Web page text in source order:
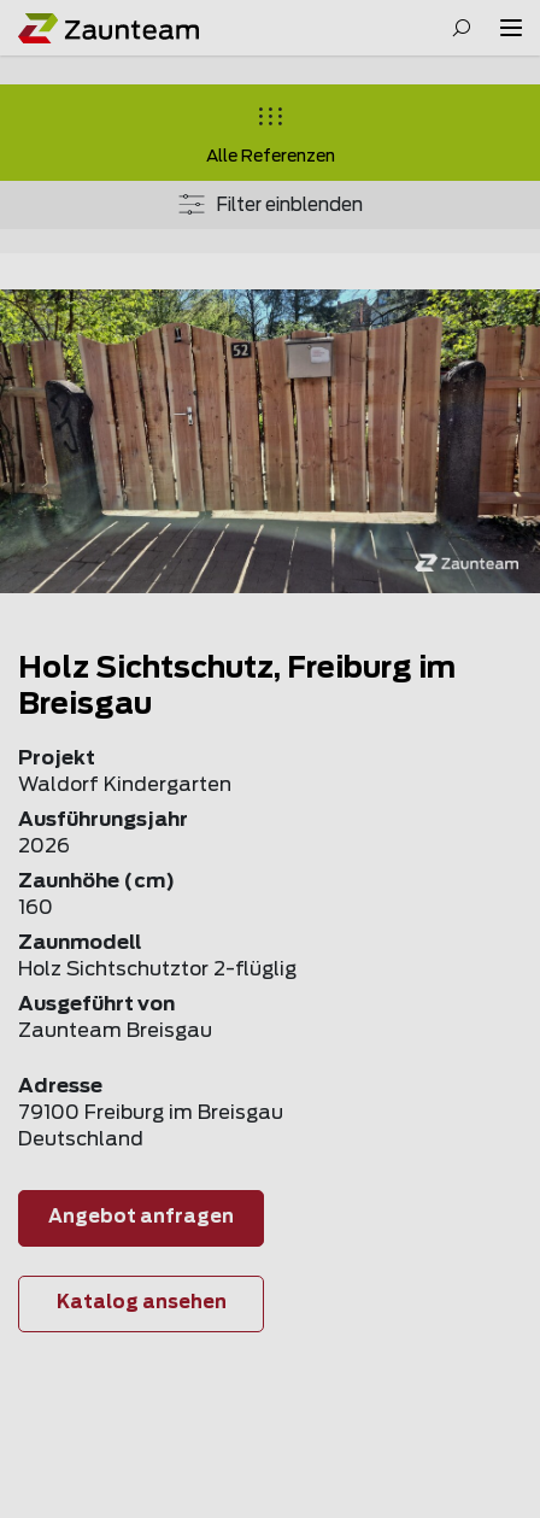
Alle Referenzen
Filter einblenden
Holz Sichtschutz, Freiburg im
Breisgau
Projekt
Waldorf Kindergarten
Ausführungsjahr
2026
Zaunhöhe (cm)
160
Zaunmodell
Holz Sichtschutztor 2-flüglig
Ausgeführt von
Zaunteam Breisgau
Adresse
79100 Freiburg im Breisgau
Deutschland
Angebot anfragen
Katalog ansehen